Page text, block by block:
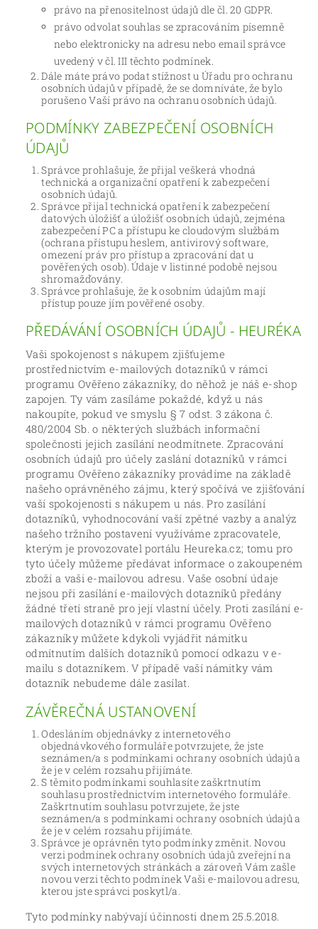
právo na přenositelnost údajů dle čl. 20 GDPR.
právo odvolat souhlas se zpracováním písemně
nebo elektronicky na adresu nebo email správce
uvedený v čl. III těchto podmínek.
Dále máte právo podat stížnost u Úřadu pro ochranu
osobních údajů v případě, že se domníváte, že bylo
porušeno Vaší právo na ochranu osobních údajů.
PODMÍNKY ZABEZPEČENÍ OSOBNÍCH
ÚDAJŮ
Správce prohlašuje, že přijal veškerá vhodná
technická a organizační opatření k zabezpečení
osobních údajů.
Správce přijal technická opatření k zabezpečení
datových úložišť a úložišť osobních údajů, zejména
zabezpečení PC a přístupu ke cloudovým službám
(ochrana přístupu heslem, antivirový software,
omezení práv pro přístup a zpracování dat u
pověřených osob). Údaje v listinné podobě nejsou
shromažďovány.
Správce prohlašuje, že k osobním údajům mají
přístup pouze jím pověřené osoby.
PŘEDÁVÁNÍ OSOBNÍCH ÚDAJŮ - HEURÉKA
Vaši spokojenost s nákupem zjišťujeme
prostřednictvím e-mailových dotazníků v rámci
programu Ověřeno zákazníky, do něhož je náš e-shop
zapojen. Ty vám zasíláme pokaždé, když u nás
nakoupíte, pokud ve smyslu § 7 odst. 3 zákona č.
480/2004 Sb. o některých službách informační
společnosti jejich zasílání neodmítnete. Zpracování
osobních údajů pro účely zaslání dotazníků v rámci
programu Ověřeno zákazníky provádíme na základě
našeho oprávněného zájmu, který spočívá ve zjišťování
vaší spokojenosti s nákupem u nás. Pro zasílání
dotazníků, vyhodnocování vaší zpětné vazby a analýz
našeho tržního postavení využíváme zpracovatele,
kterým je provozovatel portálu Heureka.cz; tomu pro
tyto účely můžeme předávat informace o zakoupeném
zboží a vaši e-mailovou adresu. Vaše osobní údaje
nejsou při zasílání e-mailových dotazníků předány
žádné třetí straně pro její vlastní účely. Proti zasílání e-
mailových dotazníků v rámci programu Ověřeno
zákazníky můžete kdykoli vyjádřit námitku
odmítnutím dalších dotazníků pomocí odkazu v e-
mailu s dotazníkem. V případě vaší námitky vám
dotazník nebudeme dále zasílat.
ZÁVĚREČNÁ USTANOVENÍ
Odesláním objednávky z internetového
objednávkového formuláře potvrzujete, že jste
seznámen/a s podmínkami ochrany osobních údajů a
že je v celém rozsahu přijímáte.
S těmito podmínkami souhlasíte zaškrtnutím
souhlasu prostřednictvím internetového formuláře.
Zaškrtnutím souhlasu potvrzujete, že jste
seznámen/a s podmínkami ochrany osobních údajů a
že je v celém rozsahu přijímáte.
Správce je oprávněn tyto podmínky změnit. Novou
verzi podmínek ochrany osobních údajů zveřejní na
svých internetových stránkách a zároveň Vám zašle
novou verzi těchto podmínek Vaši e-mailovou adresu,
kterou jste správci poskytl/a.
Tyto podmínky nabývají účinnosti dnem 25.5.2018.